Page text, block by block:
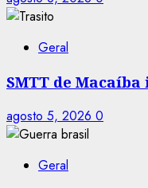
Geral
SMTT de
agosto 5, 2026 0
Geral